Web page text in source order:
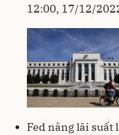
12:00, 17/12/
Fed nâng lãi suất